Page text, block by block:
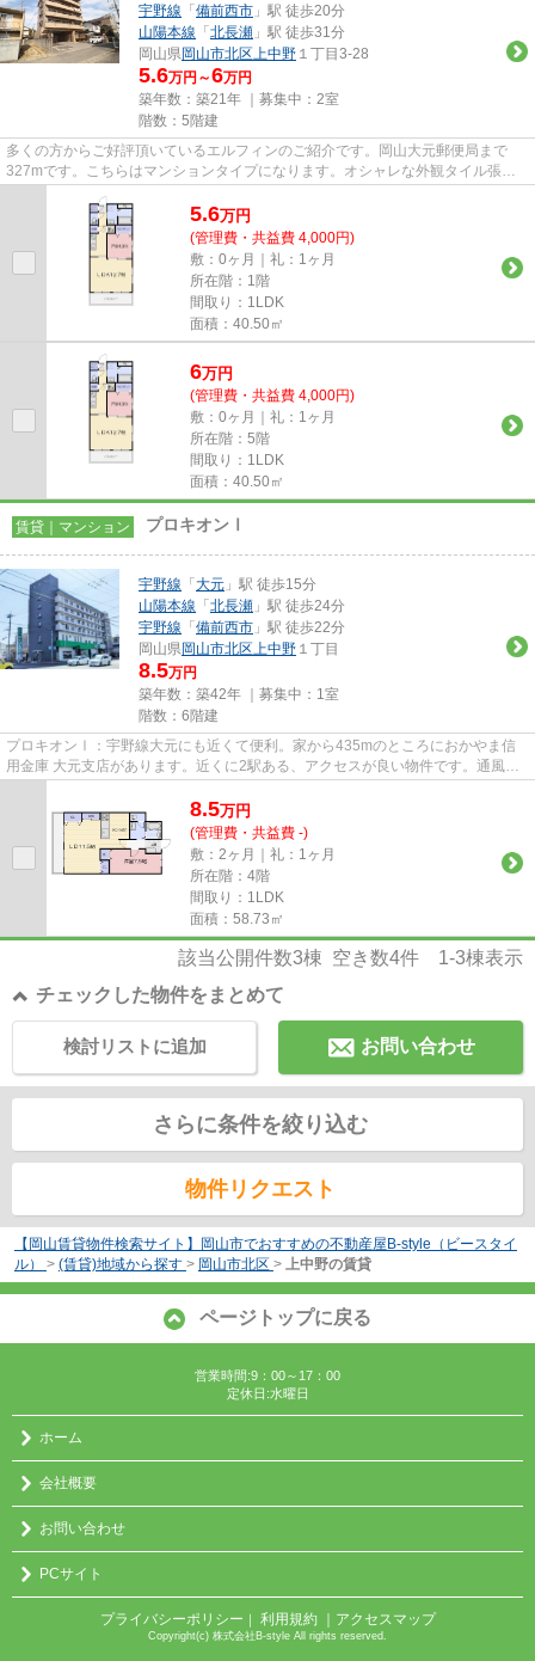
宇野線 「 備前西市 」駅 徒歩20分
山陽本線 「 北長瀬 」駅 徒歩31分
岡山県岡山市北区上中野 １丁目3-28
5.6万円～6万円
築年数：築21年 ｜募集中： 2室
階数：5階建
多くの方からご好評頂いているエルフィンのご紹介です。岡山大元郵便局まで
327mです。こちらはマンションタイプになります。オシャレな外観タイル張り
5.6万円
(管理費・共益費 4,000円)
敷：0ヶ月｜礼：1ヶ月
所在階：1階
間取り：1LDK
面積：40.50㎡
6万円
(管理費・共益費 4,000円)
敷：0ヶ月｜礼：1ヶ月
所在階：5階
間取り：1LDK
面積：40.50㎡
賃貸｜マンション プロキオンⅠ
宇野線 「 大元 」駅 徒歩15分
山陽本線 「 北長瀬 」駅 徒歩24分
宇野線 「 備前西市 」駅 徒歩22分
岡山県岡山市北区上中野 １丁目
8.5万円
築年数：築42年 ｜募集中： 1室
階数：6階建
プロキオンⅠ：宇野線大元にも近くて便利。家から435mのところにおかやま信
用金庫 大元支店があります。近くに2駅ある、アクセスが良い物件です。通風シ
8.5万円
(管理費・共益費 -)
敷：2ヶ月｜礼：1ヶ月
所在階：4階
間取り：1LDK
面積：58.73㎡
該当公開件数3棟 空き数4件 1-3棟表示
チェックした物件をまとめて
お問い合わせ
検討リストに追加
さらに条件を絞り込む
物件リクエスト
【岡山賃貸物件検索サイト】岡山市でおすすめの不動産屋B-style（ビースタイ
ル）
> (賃貸)地域から探す > 岡山市北区 > 上中野の賃貸
ページトップに戻る
営業時間:9：00～17：00
定休日:水曜日
ホーム
会社概要
お問い合わせ
PCサイト
プライバシーポリシー ｜ 利用規約 ｜アクセスマップ
Copyright(c) 株式会社B-style All rights reserved.